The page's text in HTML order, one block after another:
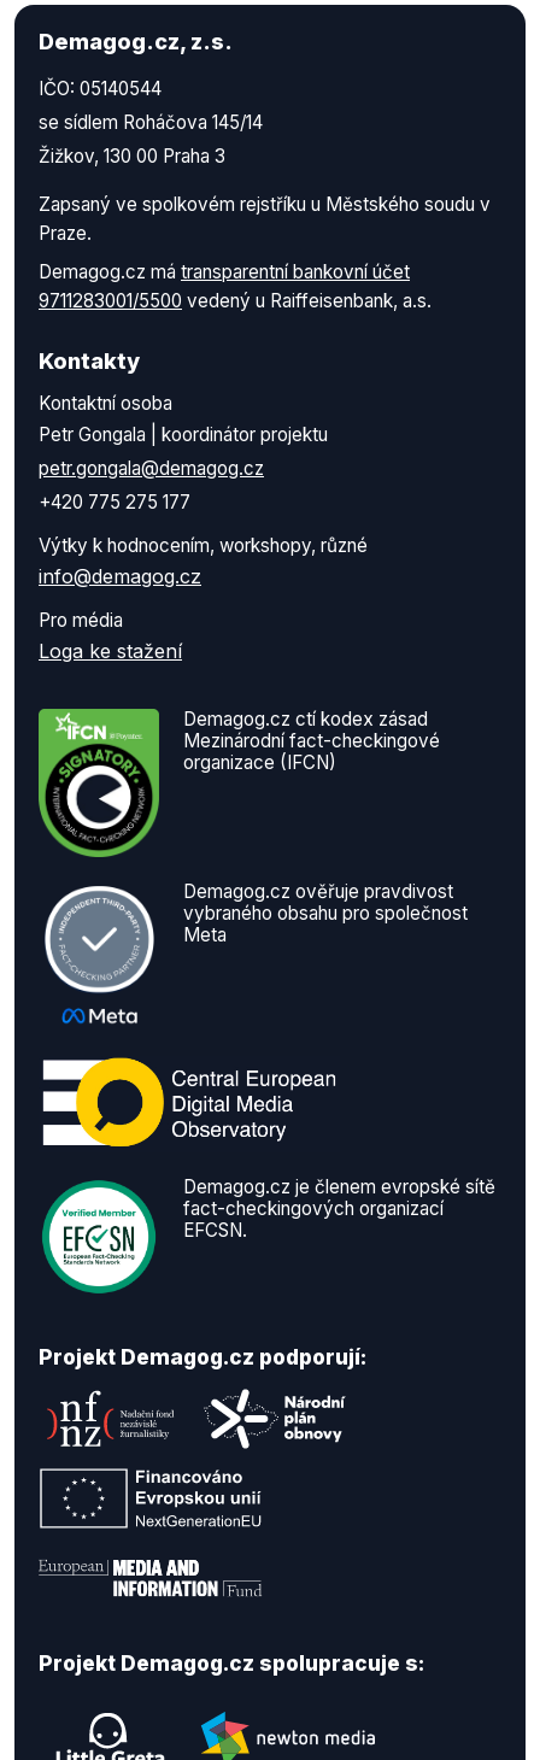
Demagog.cz, z.s.
IČO: 05140544
se sídlem Roháčova 145/14
Žižkov, 130 00 Praha 3
Zapsaný ve spolkovém rejstříku u Městského soudu v
Praze.
Demagog.cz má transparentní bankovní účet
9711283001/5500 vedený u Raiffeisenbank, a.s.
Kontakty
Kontaktní osoba
Petr Gongala | koordinátor projektu
petr.gongala@demagog.cz
+420 775 275 177
Výtky k hodnocením, workshopy, různé
info@demagog.cz
Pro média
Loga ke stažení
Demagog.cz ctí kodex zásad
Mezinárodní fact-checkingové
organizace (IFCN)
Demagog.cz ověřuje pravdivost
vybraného obsahu pro společnost
Meta
Demagog.cz je členem evropské sítě
fact-checkingových organizací
EFCSN.
Projekt Demagog.cz podporují:
Projekt Demagog.cz spolupracuje s: